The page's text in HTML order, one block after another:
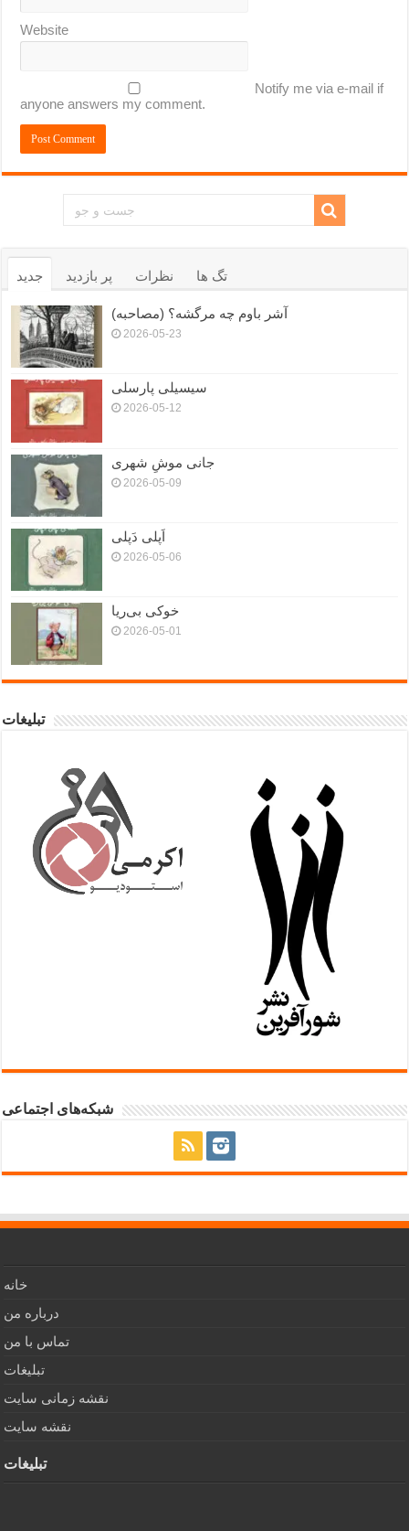
Website
Notify me via e-mail if
anyone answers my comment.
جدید پر بازدید نظرات تگ ها
آشر باوم چه مرگشه؟ (مصاحبه)
2026-05-23
سیسیلی پارسلی
2026-05-12
جانی موشِ شهری
2026-05-09
اَپلی دَپلی
2026-05-06
خوکی بی‌ریا
2026-05-01
تبلیغات
شبکه‌های اجتماعی
خانه
درباره من
تماس با من
تبلیغات
نقشه زمانی سایت
نقشه سایت
تبلیغات